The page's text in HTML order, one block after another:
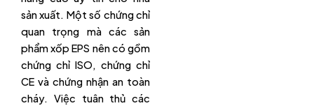
sản xuất. Một số chứng chỉ
quan trọng mà các sản
phẩm xốp EPS nên có gồm
chứng chỉ ISO, chứng chỉ
CE và chứng nhận an toàn
cháy. Việc tuân thủ các